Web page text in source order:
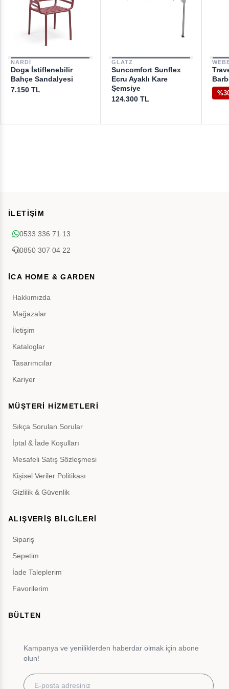
NARDI
Doga İstiflenebilir
Bahçe Sandalyesi
7.150 TL
GLATZ
Suncomfort Sunflex
Ecru Ayaklı Kare
Şemsiye
124.300 TL
İLETİŞİM
0533 336 71 13
0850 307 04 22
İCA HOME & GARDEN
Hakkımızda
Mağazalar
İletişim
Kataloglar
Tasarımcılar
Kariyer
MÜŞTERİ HİZMETLERİ
Sıkça Sorulan Sorular
İptal & İade Koşulları
Mesafeli Satış Sözleşmesi
Kişisel Veriler Politikası
Gizlilik & Güvenlik
ALIŞVERİŞ BİLGİLERİ
Sipariş
Sepetim
İade Taleplerim
Favorilerim
BÜLTEN
Kampanya ve yeniliklerden haberdar olmak için abone
olun!